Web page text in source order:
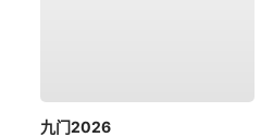
九门2026